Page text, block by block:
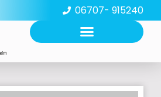
06707- 915240